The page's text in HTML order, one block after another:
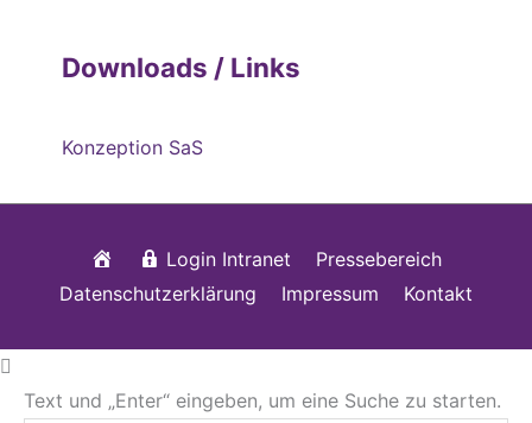
Downloads / Links
Konzeption SaS
StartseiteLogin Intranet
Pressebereich
Datenschutzerklärung
Impressum Kontakt
Text und „Enter“ eingeben, um eine Suche zu starten.